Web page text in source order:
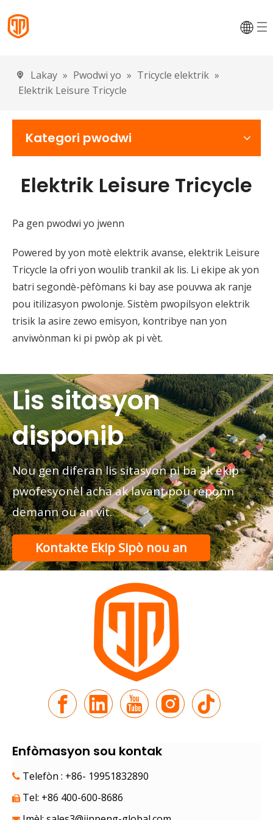
Lakay » Pwodwi yo » Tricycle elektrik »
Elektrik Leisure Tricycle
Elektrik Leisure Tricycle
Pa gen pwodwi yo jwenn
Powered by yon motè elektrik avanse, elektrik Leisure
Tricycle la ofri yon woulib trankil ak lis. Li ekipe ak yon
batri segondè-pèfòmans ki bay ase pouvwa ak ranje
pou itilizasyon pwolonje. Sistèm pwopilsyon elektrik
trisik la asire zewo emisyon, kontribye nan yon
anviwònman ki pi pwòp ak pi vèt.
Kategori pwodwi
Lis sitasyon
disponib
Nou gen diferan lis sitasyon pi ba ak ekip
pwofesyonèl acha ak lavant pou reponn
demann ou an vit.
Kontakte Ekip Sipò nou an
Enfòmasyon sou kontak
 Telefòn : +86- 19951832890
 Tel: +86 400-600-8686